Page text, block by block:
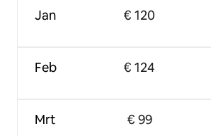
Jan
Feb
Mrt
€ 120
€ 124
€ 99